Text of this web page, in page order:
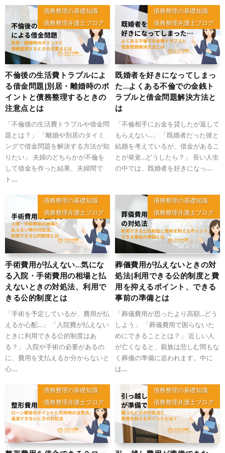
債務整理の基礎知識
債務整理弁護士ブログ
不倫後の生活費トラブルによ
る借金問題|別居・離婚時のポ
イントと債務整理するときの
注意点とは
「不倫後の生活費トラブルや借金問
題とは？」 「離婚や別居のタイミ
ングで借金問題を解決する方法が知
りたい」 夫婦のどちらかが不倫を
して借金を作った結果、夫婦間で
ト....
債務整理の基礎知識
債務整理弁護士ブログ
既婚者を好きになってしまっ
た…よくある不倫での金銭ト
ラブルと借金問題解決方法と
は
「不倫相手にお金を貸したが返して
もらえない…」 「既婚者だった彼と
結婚を考えているが、借金があるこ
とが発覚…どうしたら？」 長い人生
の中では、既婚者を好きになっ....
債務整理の基礎知識
債務整理弁護士ブログ
手術費用が払えない…気にな
る入院・手術費用の相場と払
えないときの対処法、利用で
きる公的制度とは
「手術を予定しているが、費用が払
えるか心配…」 「入院費が払えない
ときに利用できる公的制度はあ
る？」 入院や手術の必要があるの
に、費用を支払えるか分からないと
心....
債務整理の基礎知識
債務整理弁護士ブログ
葬儀費用が払えないときの対
処法|利用できる公的制度と費
用を抑えるポイント、できる
事前の準備とは
「葬儀費用が思ったより高額…どう
しよう」 「葬儀費用で困らないた
めにできることとは？」 近しい人
が亡くなると、親族は悲しむ間もな
く葬儀の準備に追われます。中に
は....
債務整理の基礎知識
債務整理弁護士ブログ
債務整理の基礎知識
債務整理弁護士ブログ